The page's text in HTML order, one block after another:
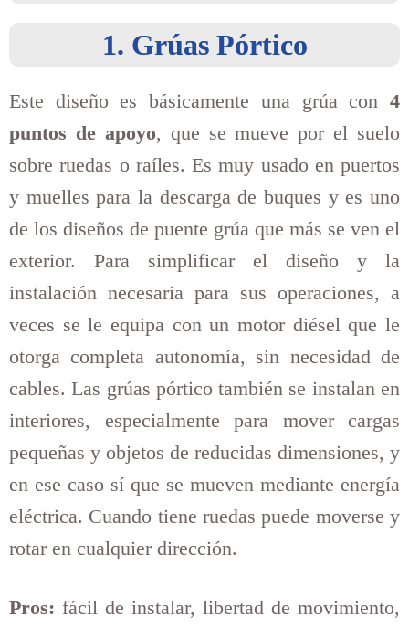
1. Grúas Pórtico
Este diseño es básicamente una grúa con 4
puntos de apoyo, que se mueve por el suelo
sobre ruedas o raíles. Es muy usado en puertos
y muelles para la descarga de buques y es uno
de los diseños de puente grúa que más se ven el
exterior. Para simplificar el diseño y la
instalación necesaria para sus operaciones, a
veces se le equipa con un motor diésel que le
otorga completa autonomía, sin necesidad de
cables. Las grúas pórtico también se instalan en
interiores, especialmente para mover cargas
pequeñas y objetos de reducidas dimensiones, y
en ese caso sí que se mueven mediante energía
eléctrica. Cuando tiene ruedas puede moverse y
rotar en cualquier dirección.
Pros: fácil de instalar, libertad de movimiento,